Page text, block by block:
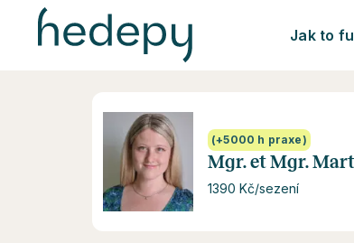
Jak to
(+5000 h praxe)
Mgr. et Mgr.
1390 Kč/sezení